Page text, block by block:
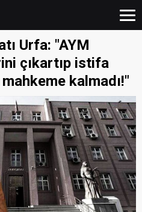
Urfa: "AYM
çıkartıp istifa
kalmadı!"